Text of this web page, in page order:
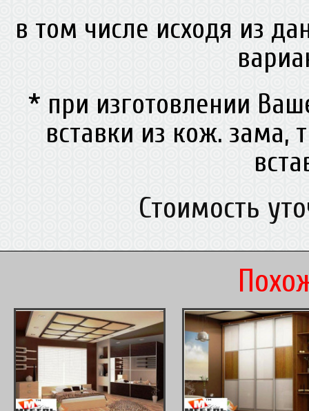
в том числе исходя из
* при изготовлении
вставки из кож. зама,
Стоимость